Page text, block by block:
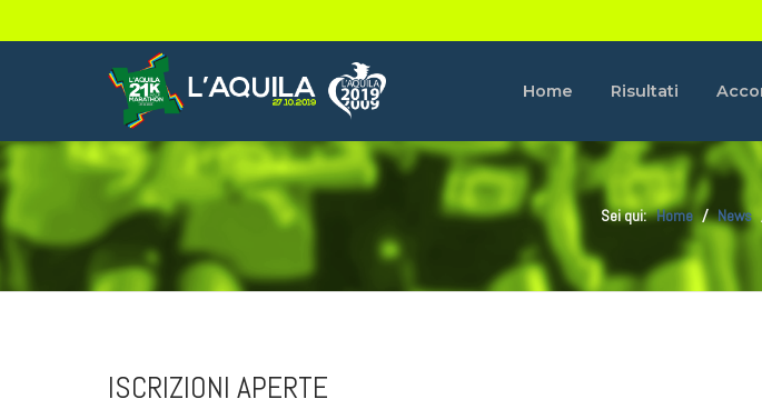
Home Risultati
Sei qui:Home News
ISCRIZIONI APERTE